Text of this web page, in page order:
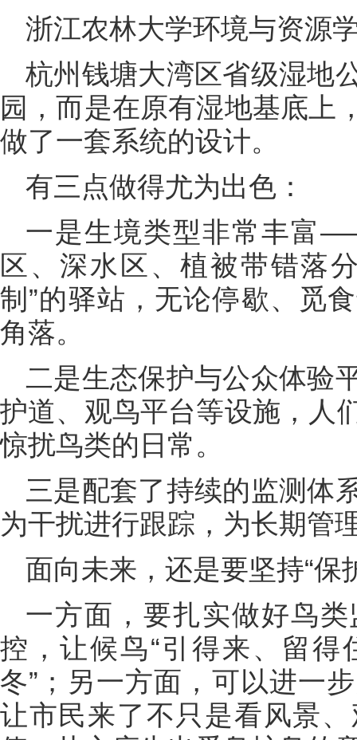
浙江农林大学环境与资源
杭州钱塘大湾区省级湿地
园，而是在原有湿地基底上
做了一套系统的设计。
有三点做得尤为出色：
一是生境类型非常丰富
区、深水区、植被带错落
制”的驿站，无论停歇、觅
角落。
二是生态保护与公众体验
护道、观鸟平台等设施，人
惊扰鸟类的日常。
三是配套了持续的监测体
为干扰进行跟踪，为长期管
面向未来，还是要坚持“保
一方面，要扎实做好鸟
控，让候鸟“引得来、留
冬”；另一方面，可以进一
让市民来了不只是看风景